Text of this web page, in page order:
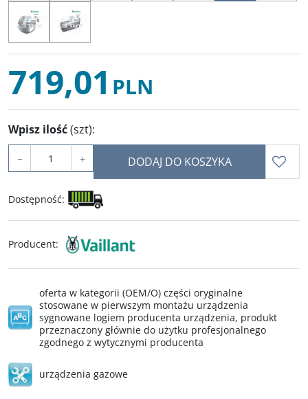
719,01 PLN
Wpisz ilość(szt):
− + DODAJ DO KOSZYKA
Dostępność:
Producent:
oferta w kategorii (OEM/O) części oryginalne
stosowane w pierwszym montażu urządzenia
sygnowane logiem producenta urządzenia, produkt
przeznaczony głównie do użytku profesjonalnego
zgodnego z wytycznymi producenta
urządzenia gazowe